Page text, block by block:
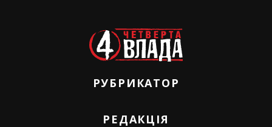
РУБРИКАТОР
РЕДАКЦІЯ